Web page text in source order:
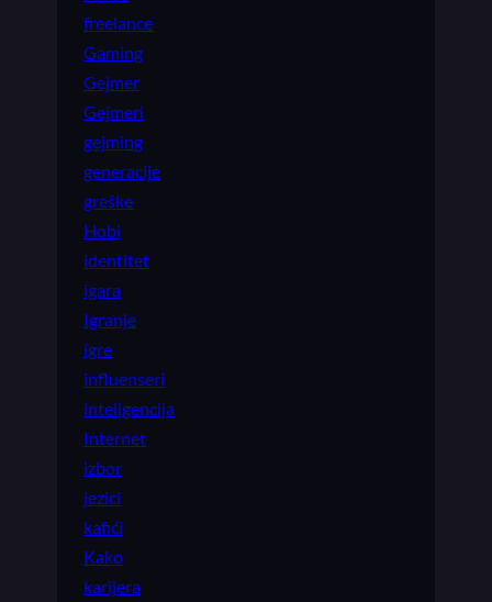
freelance
Gaming
Gejmer
Gejmeri
gejming
generacije
greške
Hobi
identitet
igara
Igranje
igre
influenseri
inteligencija
Internet
izbor
jezici
kafići
Kako
karijera